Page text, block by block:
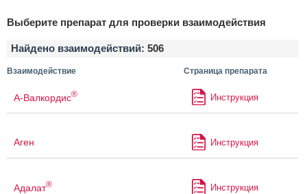
Выберите препарат для проверки взаимодействия
Найдено взаимодействий: 506
Взаимодействие Страница препарата
А-Валкордис® Инструкция
Аген Инструкция
Адалат® Инструкция